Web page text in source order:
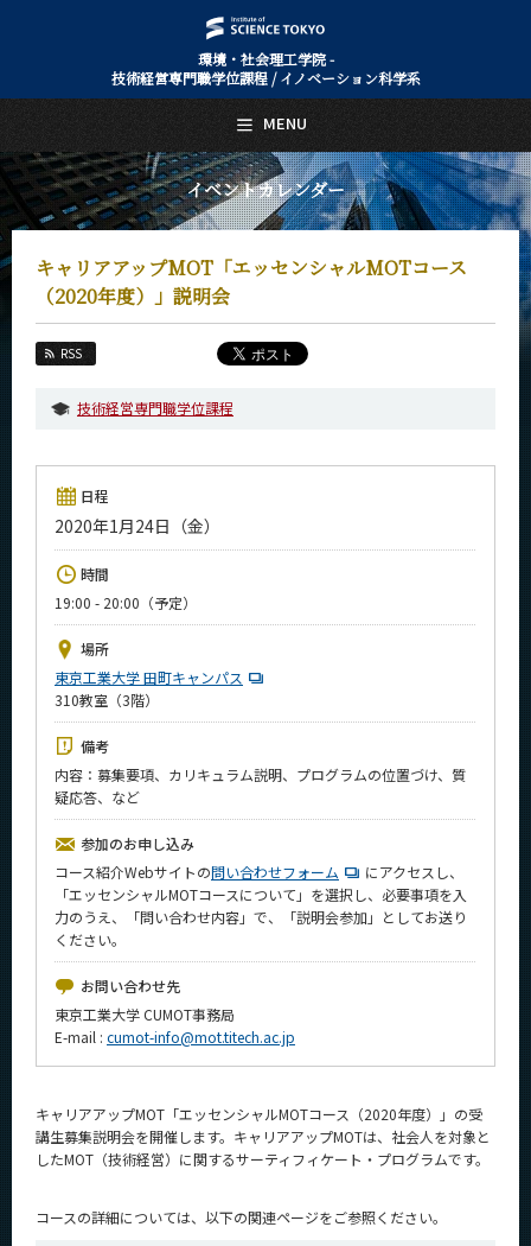
環境・社会理工学院 -
技術経営専門職学位課程 / イノベーション科学系
イベントカレンダー
キャリアアップMOT「エッセンシャルMOTコース
（2020年度）」説明会
RSS
技術経営専門職学位課程
日程
2020年1月24日（金）
時間
19:00 - 20:00（予定）
場所
東京工業大学 田町キャンパス
310教室（3階）
備考
内容：募集要項、カリキュラム説明、プログラムの位置づけ、質
疑応答、など
参加のお申し込み
コース紹介Webサイトの問い合わせフォーム
にアクセスし、
「エッセンシャルMOTコースについて」を選択し、必要事項を入
力のうえ、「問い合わせ内容」で、「説明会参加」としてお送り
ください。
お問い合わせ先
東京工業大学 CUMOT事務局
E-mail : cumot-info@mot.titech.ac.jp
キャリアアップMOT「エッセンシャルMOTコース（2020年度）」の受
講生募集説明会を開催します。キャリアアップMOTは、社会人を対象と
したMOT（技術経営）に関するサーティフィケート・プログラムです。
コースの詳細については、以下の関連ページをご参照ください。
MENU
日本語 English
Top Page
技術経営専門職学位課程 / イノベーション科学系について
About Us
教育
Education
Faculty and Laboratories
未来
Future
入学案内
技術経営専門職学位課程 / イノベーション科学系 News
News
イベントカレンダー
Event Calendar
今後のイベント
今後の課程別イベント
年別アーカイブ
学内向け情報
系詳細情報
CLOSE